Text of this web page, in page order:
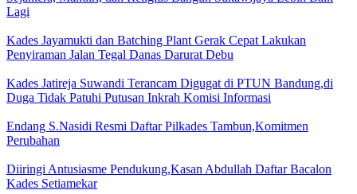
Lagi
Kades Jayamukti dan Batching Plant Gerak Cepat Lakukan
Penyiraman Jalan Tegal Danas Darurat Debu
Kades Jatireja Suwandi Terancam Digugat di PTUN Bandung,di
Duga Tidak Patuhi Putusan Inkrah Komisi Informasi
Endang S.Nasidi Resmi Daftar Pilkades Tambun,Komitmen
Perubahan
Diiringi Antusiasme Pendukung,Kasan Abdullah Daftar Bacalon
Kades Setiamekar